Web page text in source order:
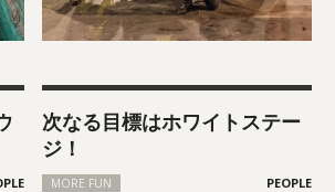
次なる目標はホワイトステー
ジ！
MORE FUN